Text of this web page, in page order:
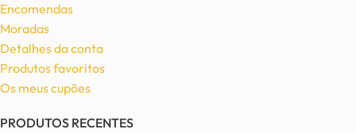
Encomendas
Moradas
Detalhes da conta
Produtos favoritos
Os meus cupões
PRODUTOS RECENTES